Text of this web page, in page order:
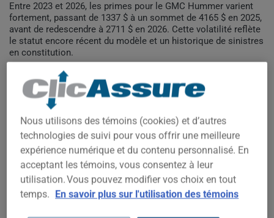
Entre 2023 et 2026, les primes pour le GMC Hummer varient
fortement, passant de 1337 $ à un sommet de 4165 $ en 2025,
avant de redescendre à 2711 $ en 2026. Cette volatilité reflète
le statut encore récent du modèle et un historique de sinistres
en constitution.
Pour trouver la meilleur assurance pour votre véhicule GMC
HUMMER, il est plus important que jamais de comparer les
options disponibles.
3 500$
4 000$
Nous utilisons des témoins (cookies) et d’autres
technologies de suivi pour vous offrir une meilleure
expérience numérique et du contenu personnalisé. En
acceptant les témoins, vous consentez à leur
utilisation. Vous pouvez modifier vos choix en tout
temps. En savoir plus sur l'utilisation des témoins